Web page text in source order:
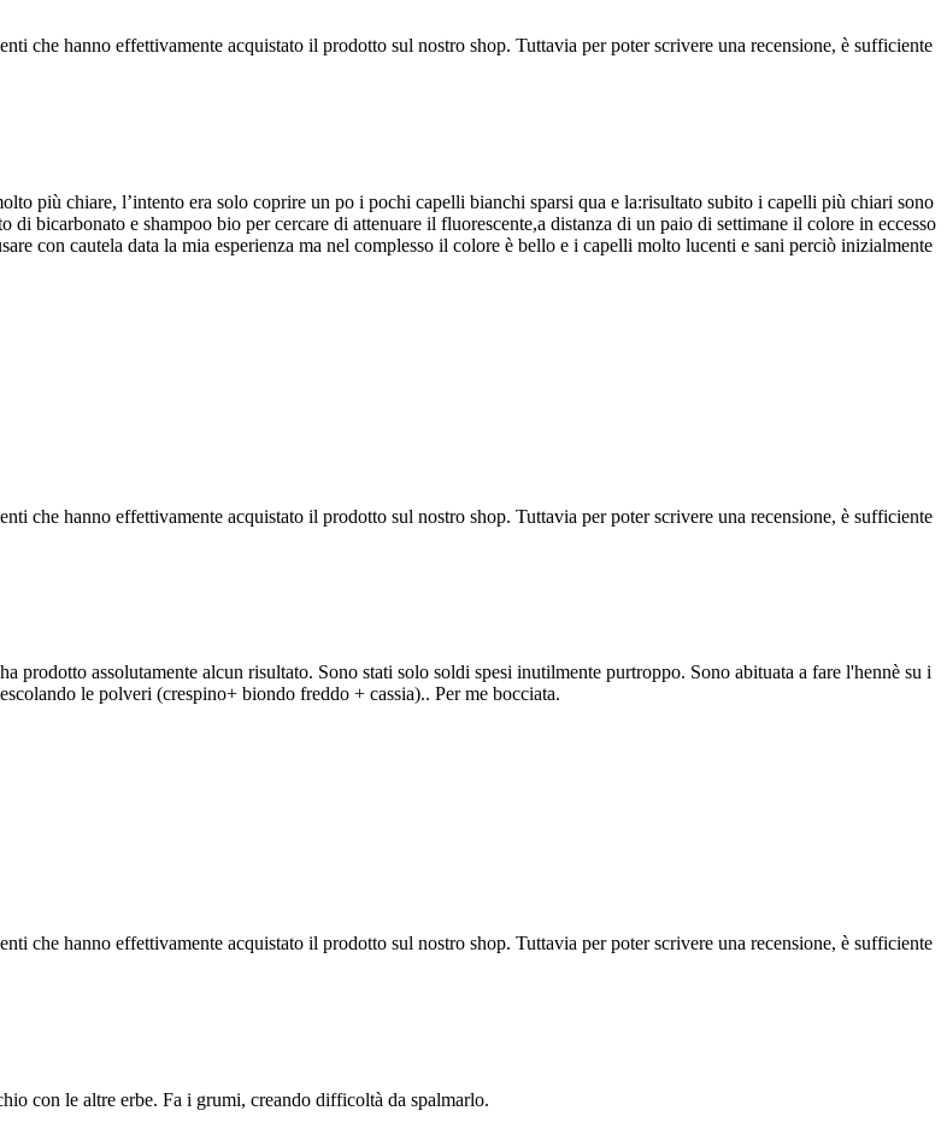
che hanno effettivamente acquistato il prodotto sul nostro shop. Tuttavia per poter scrivere una recensione, è sufficiente
più chiare, l’intento era solo coprire un po i pochi capelli bianchi sparsi qua e la:risultato subito i capelli più chiari sono
bicarbonato e shampoo bio per cercare di attenuare il fluorescente,a distanza di un paio di settimane il colore in eccesso
con cautela data la mia esperienza ma nel complesso il colore è bello e i capelli molto lucenti e sani perciò inizialmente
che hanno effettivamente acquistato il prodotto sul nostro shop. Tuttavia per poter scrivere una recensione, è sufficiente
prodotto assolutamente alcun risultato. Sono stati solo soldi spesi inutilmente purtroppo. Sono abituata a fare l'hennè su i
le polveri (crespino+ biondo freddo + cassia).. Per me bocciata.
che hanno effettivamente acquistato il prodotto sul nostro shop. Tuttavia per poter scrivere una recensione, è sufficiente
con le altre erbe. Fa i grumi, creando difficoltà da spalmarlo.